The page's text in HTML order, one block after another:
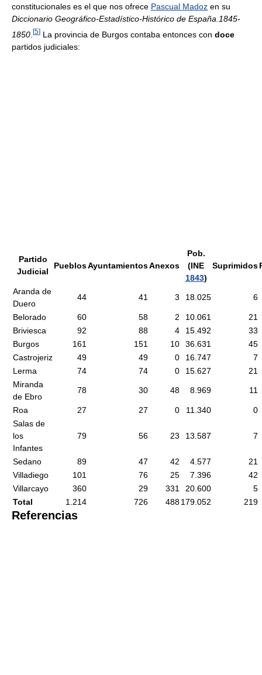
constitucionales es el que nos ofrece Pascual Madoz en su
Diccionario Geográfico-Estadístico-Histórico de España.1845-
1850 [5] La provincia de Burgos contaba entonces con doce
partidos judiciales:
Partido
Judicial
PueblosAyuntamientosAnexos
Pob.
(INE
1843)
Suprimidos
Aranda de
Duero
44 41 3 18.025 6
Belorado 60 58 2 10.061
21
Briviesca
92 88 4 15.492
33
Burgos
161 151 10 36.631
45
Castrojeriz
49 49 0 16.747
7
Lerma
74 74 0 15.627
21
Miranda
de Ebro
78 30 48 8.969 11
Roa 27 27 0 11.340
0
Salas de
los
Infantes
79 56 23 13.587 7
Sedano 89 47 42 4.577
21
Villadiego
101 76 25 7.396
42
Villarcayo
360 29 331 20.600
5
Total
1.214 726 488179.052 219
Referencias